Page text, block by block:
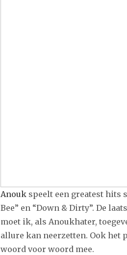
Anouk speelt een greatest hits
Bee” en “Down & Dirty”. De
moet ik, als Anoukhater,
allure kan neerzetten. Ook het
woord voor woord mee.